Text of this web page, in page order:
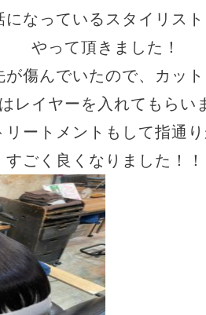
になっているスタイリス
やって頂きました！
が傷んでいたので、カッ
レイヤーを入れてもら
リートメントもして指通
すごく良くなりました！！